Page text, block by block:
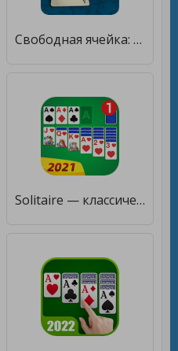
Свободная ячейка: Классический пасьянс солитер [Много денег]
Solitaire — классический пасьянс «Косынка» [Много монет]